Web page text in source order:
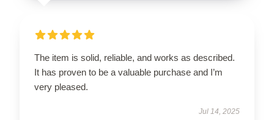
The item is solid, reliable, and works as described.
It has proven to be a valuable purchase and I’m
very pleased.
Jul 14, 2025